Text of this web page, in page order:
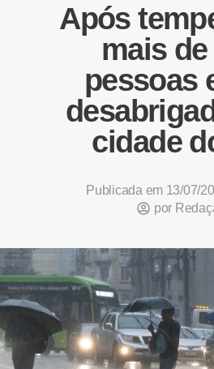
Após
mais de
pessoas
cidade
Publicada em 13/07/
por